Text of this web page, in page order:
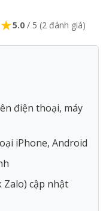
★5.0 / 5 (2 đánh giá)
điện thoại, máy
iPhone, Android
Zalo) cập nhật